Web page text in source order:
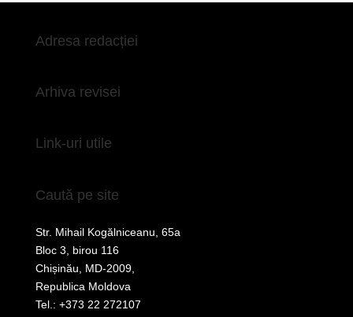
Adresa redacției
Arhiva revisei
Link-uri utile
Caută pe site
Str. Mihail Kogălniceanu, 65a
Bloc 3, birou 116
Chișinău, MD-2009,
Republica Moldova
Tel.: +373 22 272107